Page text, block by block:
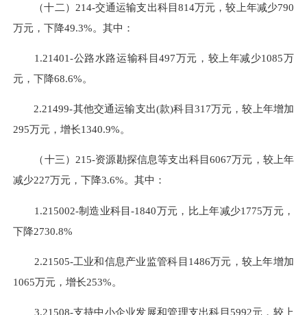
（十二）214-交通运输支出科目814万元，较上年减少790
万元，下降49.3%。其中：
1.21401-公路水路运输科目497万元，较上年减少1085万
元，下降68.6%。
2.21499-其他交通运输支出(款)科目317万元，较上年增加
295万元，增长1340.9%。
（十三）215-资源勘探信息等支出科目6067万元，较上年
减少227万元，下降3.6%。其中：
1.215002-制造业科目-1840万元，比上年减少1775万元，
下降2730.8%
2.21505-工业和信息产业监管科目1486万元，较上年增加
1065万元，增长253%。
3.21508-支持中小企业发展和管理支出科目5992元，较上